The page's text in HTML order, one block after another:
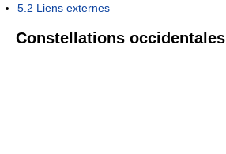
5.2 Liens externes
Constellations occidentales